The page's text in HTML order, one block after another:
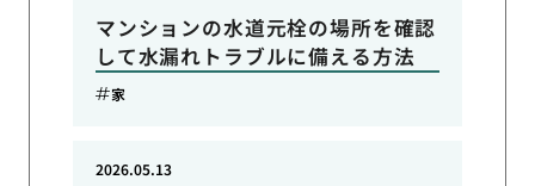
マンションの水道元栓の場所を確認
して水漏れトラブルに備える方法
家
2026.05.13